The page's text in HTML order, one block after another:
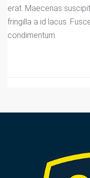
erat. Maecenas
fringilla a id lacus.
condimentum.